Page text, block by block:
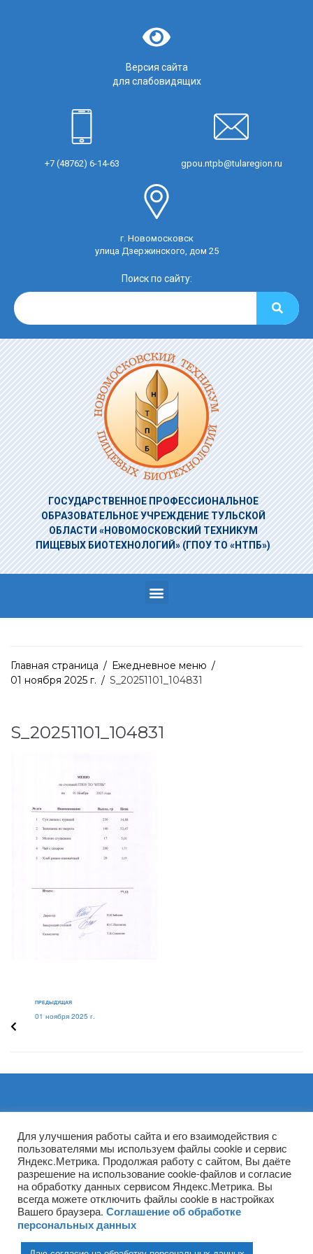
Версия сайта
для слабовидящих
+7 (48762) 6-14-63 gpou.ntpb@tularegion.ru
г. Новомосковск
улица Дзержинского, дом 25
Поиск по сайту:
ГОСУДАРСТВЕННОЕ ПРОФЕССИОНАЛЬНОЕ
ОБРАЗОВАТЕЛЬНОЕ УЧРЕЖДЕНИЕТУЛЬСКОЙ
ОБЛАСТИ «НОВОМОСКОВСКИЙ ТЕХНИКУМ
ПИЩЕВЫХ БИОТЕХНОЛОГИЙ» (ГПОУ ТО «НТПБ»)
Главная страница / Ежедневное меню /
01 ноября 2025 г. / S_20251101_104831
S_20251101_104831
ПРЕДЫДУЩАЯ
01 ноября 2025 г.
Архивы
(ГПОУ ТО «НТПБ») 2020 г. ©
Для улучшения работы сайта и его взаимодействия с
пользователями мы используем файлы cookie и сервис
Яндекс.Метрика. Продолжая работу с сайтом, Вы даёте
разрешение на использование cookie-файлов и согласие
на обработку данных сервисом Яндекс.Метрика. Вы
всегда можете отключить файлы cookie в настройках
Вашего браузера. Соглашение об обработке
персональных данных